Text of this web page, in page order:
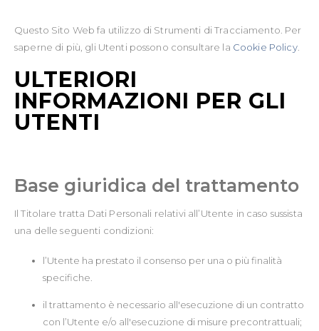
Questo Sito Web fa utilizzo di Strumenti di Tracciamento. Per
saperne di più, gli Utenti possono consultare la Cookie Policy.
ULTERIORI
INFORMAZIONI PER GLI
UTENTI
Base giuridica del trattamento
Il Titolare tratta Dati Personali relativi all’Utente in caso sussista
una delle seguenti condizioni:
l’Utente ha prestato il consenso per una o più finalità
specifiche.
il trattamento è necessario all'esecuzione di un contratto
con l’Utente e/o all'esecuzione di misure precontrattuali;